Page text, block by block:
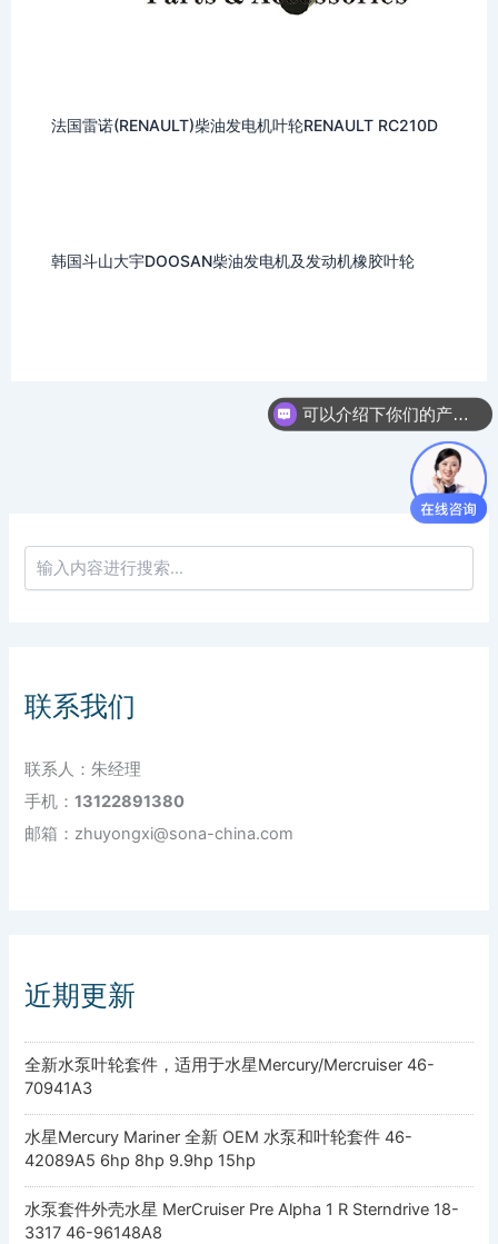
法国雷诺(RENAULT)柴油发电机叶轮RENAULT RC210D
韩国斗山大宇DOOSAN柴油发电机及发动机橡胶叶轮
联系我们
联系人：朱经理
手机：13122891380
邮箱：zhuyongxi@sona-china.com
近期更新
全新水泵叶轮套件，适用于水星Mercury/Mercruiser 46-
70941A3
水星Mercury Mariner 全新 OEM 水泵和叶轮套件 46-
42089A5 6hp 8hp 9.9hp 15hp
水泵套件外壳水星 MerCruiser Pre Alpha 1 R Sterndrive 18-
3317 46-96148A8
可以介绍下你们的产品么